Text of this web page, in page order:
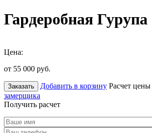
Гардеробная Гурупа
Цена:
от 55 000 руб.
Заказать Добавить в корзину Расчет цены
замерщика
Получить расчет